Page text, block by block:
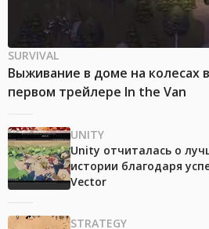
SURVIVAL
Выживание в доме на колесах
первом трейлере In the Van
UNITY
Unity отчиталась о
истории благодаря
Vector
STRATEGY